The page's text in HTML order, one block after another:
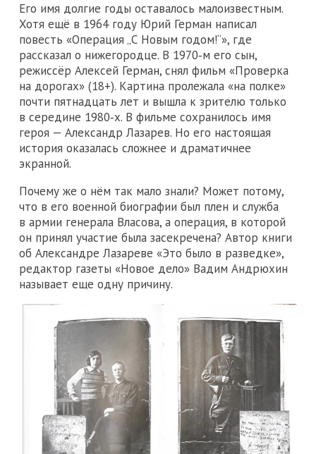
Его имя долгие годы оставалось малоизвестным.
Хотя ещё в 1964 году Юрий Герман написал
повесть «Операция „С Новым годом!“», где
рассказал о нижегородце. В 1970‑м его сын,
режиссёр Алексей Герман, снял фильм «Проверка
на дорогах» (18+). Картина пролежала «на полке»
почти пятнадцать лет и вышла к зрителю только
в середине 1980‑х. В фильме сохранилось имя
героя — Александр Лазарев. Но его настоящая
история оказалась сложнее и драматичнее
экранной.
Почему же о нём так мало знали? Может потому,
что в его военной биографии был плен и служба
в армии генерала Власова, а операция, в которой
он принял участие была засекречена? Автор книги
об Александре Лазареве «Это было в разведке»,
редактор газеты «Новое дело» Вадим Андрюхин
называет еще одну причину.